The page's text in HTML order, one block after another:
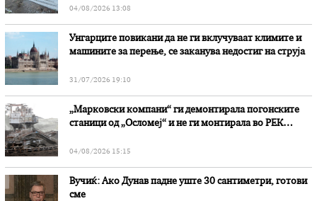
04/08/2026 13:08
Унгарците повикани да не ги вклучуваат климите и
машините за перење, се заканува недостиг на струја
31/07/2026 19:10
„Марковски компани“ ги демонтирала погонските
станици од „Осломеј“ и не ги монтирала во РЕК
04/08/2026 15:15
Вучиќ: Ако Дунав падне уште 30 сантиметри, готови
сме